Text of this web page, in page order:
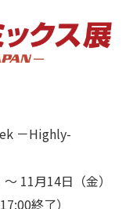
－Highly-
月14日（金）
終了）